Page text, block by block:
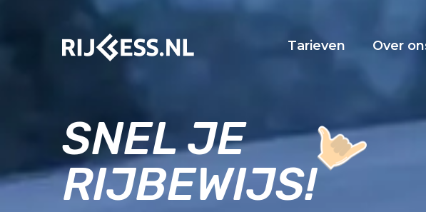
Tarieven Over
SNEL JE
RIJBEWIJS!